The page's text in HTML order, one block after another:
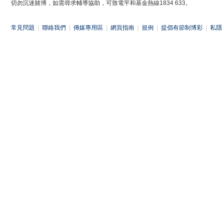
切勿沉迷賭博，如需尋求輔導協助，可致電平和基金熱線1834 633。
常見問題 聯絡我們 傳媒專用區 網頁指南 規例 提倡有節制博彩 私